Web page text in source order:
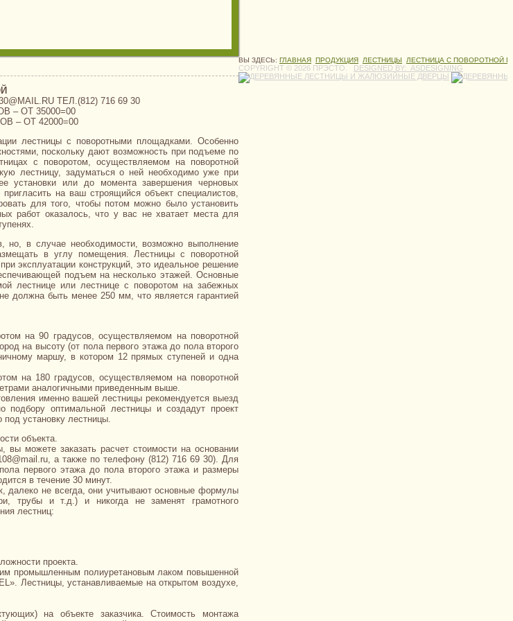
ТЕЛ.(812) 716 69 30
– ОТ 35000=00
– ОТ 42000=00
лестницы с поворотными площадками. Особенно
поскольку дают возможность при подъеме по
с поворотом, осуществляемом на поворотной
лестницу, задуматься о ней необходимо уже при
установки или до момента завершения черновых
на ваш строящийся объект специалистов,
для того, чтобы потом можно было установить
работ оказалось, что у вас не хватает места для
но, в случае необходимости, возможно выполнение
в углу помещения. Лестницы с поворотной
эксплуатации конструкций, это идеальное решение
подъем на несколько этажей. Основные
лестнице или лестнице с поворотом на забежных
должна быть менее 250 мм, что является гарантией
на 90 градусов, осуществляемом на поворотной
на высоту (от пола первого этажа до пола второго
маршу, в котором 12 прямых ступеней и одна
на 180 градусов, осуществляемом на поворотной
аналогичными приведенным выше.
именно вашей лестницы рекомендуется выезд
подбору оптимальной лестницы и создадут проект
установку лестницы.
объекта.
можете заказать расчет стоимости на основании
а также по телефону (812) 716 69 30). Для
первого этажа до пола второго этажа и размеры
в течение 30 минут.
далеко не всегда, они учитывают основные формулы
трубы и т.д.) и никогда не заменят грамотного
лестниц:
проекта.
промышленным полиуретановым лаком повышенной
Лестницы, устанавливаемые на открытом воздухе,
на объекте заказчика. Стоимость монтажа
ВЫ ЗДЕСЬ: ГЛАВНАЯ ПРОДУКЦИЯ ЛЕСТНИЦЫ ЛЕСТНИЦА С ПОВОРОТНОЙ
COPYRIGHT © 2026 ПРЭСТО. DESIGNED BY: ASDESIGNING